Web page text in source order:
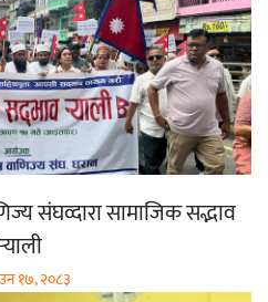
संघव्दारा सामाजिक सद्भाव
१७, २०८३